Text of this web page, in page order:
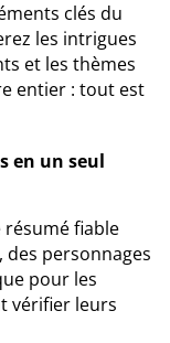
clés du
les intrigues
et les thèmes
entier : tout est
en un seul
résumé fiable
personnages
pour les
vérifier leurs